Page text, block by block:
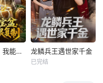
天降聚宝盆，我能无限复制 龙鳞兵王遇世家千金
已完结